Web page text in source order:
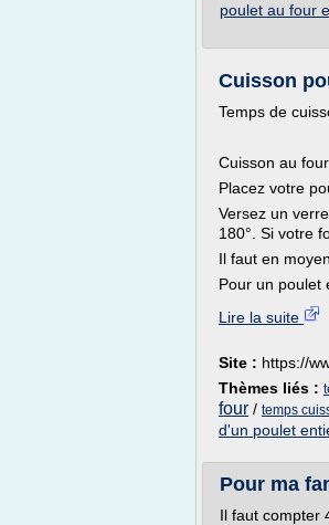
poulet au four
Cuisson
Temps de
Cuisson au four
Placez votre
Versez un
180°. Si votre
Il faut en
Pour un poulet
Lire la suite
Site : https://
Thèmes liés :
four / temps
d'un poulet
Pour ma
Il faut compter